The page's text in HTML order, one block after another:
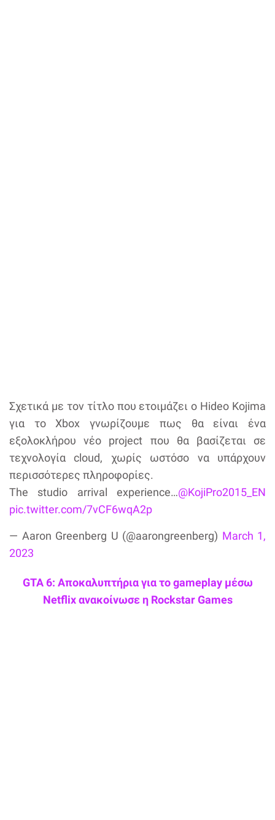
Σχετικά με τον τίτλο που ετοιμάζει ο Hideo Kojima
για το Xbox γνωρίζουμε πως θα είναι ένα
εξολοκλήρου νέο project που θα βασίζεται σε
τεχνολογία cloud, χωρίς ωστόσο να υπάρχουν
περισσότερες πληροφορίες.
The studio arrival experience…@KojiPro2015_EN
pic.twitter.com/7vCF6wqA2p
— Aaron Greenberg U (@aarongreenberg) March 1,
2023
GTA 6: Αποκαλυπτήρια για το gameplay μέσω
Netflix ανακοίνωσε η Rockstar Games